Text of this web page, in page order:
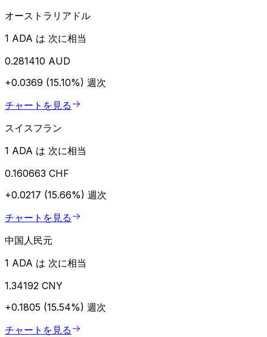
オーストラリアドル
1 ADA は 次に相当
0.281410 AUD
+0.0369 (15.10%) 週次
チャートを見る
スイスフラン
1 ADA は 次に相当
0.160663 CHF
+0.0217 (15.66%) 週次
チャートを見る
中国人民元
1 ADA は 次に相当
1.34192 CNY
+0.1805 (15.54%) 週次
チャートを見る